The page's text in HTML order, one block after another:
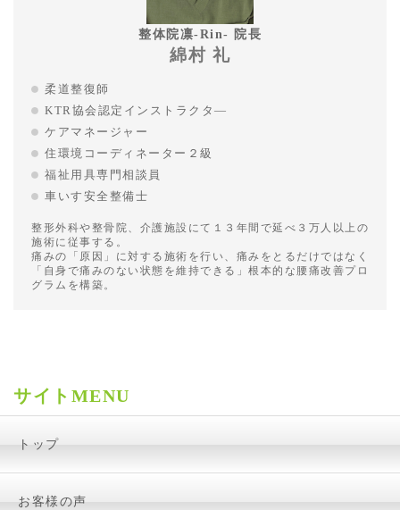
整体院凛-Rin- 院長
綿村 礼
柔道整復師
KTR協会認定インストラクタ―
ケアマネージャー
住環境コーディネーター２級
福祉用具専門相談員
車いす安全整備士
整形外科や整骨院、介護施設にて１３年間で延べ３万人以上の
施術に従事する。
痛みの「原因」に対する施術を行い、痛みをとるだけではなく
「自身で痛みのない状態を維持できる」根本的な腰痛改善プロ
グラムを構築。
サイトMENU
トップ
お客様の声